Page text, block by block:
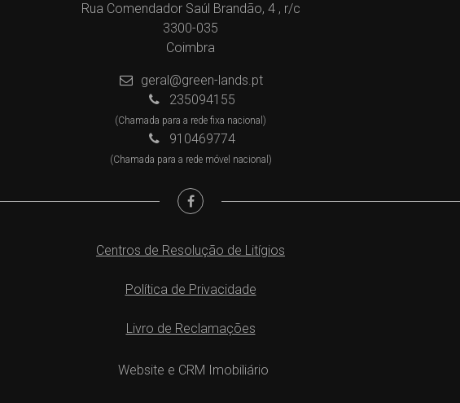
Rua Comendador Saúl Brandão, 4 , r/c
3300-035
Coimbra
geral@green-lands.pt
235094155
(Chamada para a rede fixa nacional)
910469774
(Chamada para a rede móvel nacional)
Centros de Resolução de Litígios
Política de Privacidade
Livro de Reclamações
Website e CRM Imobiliário